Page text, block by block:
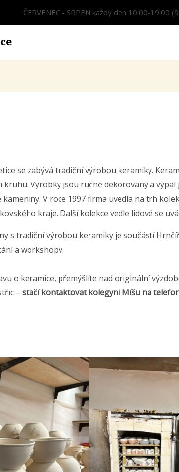
ČERVENEC - SRPEN každý den 10:00-19:00
se zabývá tradiční výrobou keramiky.
kruhu. Výrobky jsou ručně dekorovány a
V roce 1997 firma uvedla na trh
kraje. Další kolekce vedle lidové se
s tradiční výrobou keramiky je součástí
a workshopy.
o keramice, přemýšlíte nad originální
– stačí kontaktovat kolegyni Míšu na telefon